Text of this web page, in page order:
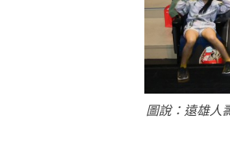
圖說：遠雄人